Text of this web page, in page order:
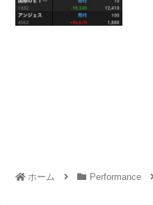
ホーム Performance